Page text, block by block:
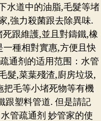
水道中的油脂,毛髮等堵
,強力殺菌跟去除異味.
跟維護,並且對鑄鐵,橡
種相對實惠,方便且快
通剂的适用范围：水管
髮,菜葉殘渣,廚房垃圾,
毛等小堵死物等有機
跟塑料管道. 但是請記
管疏通剂 妙管家的使